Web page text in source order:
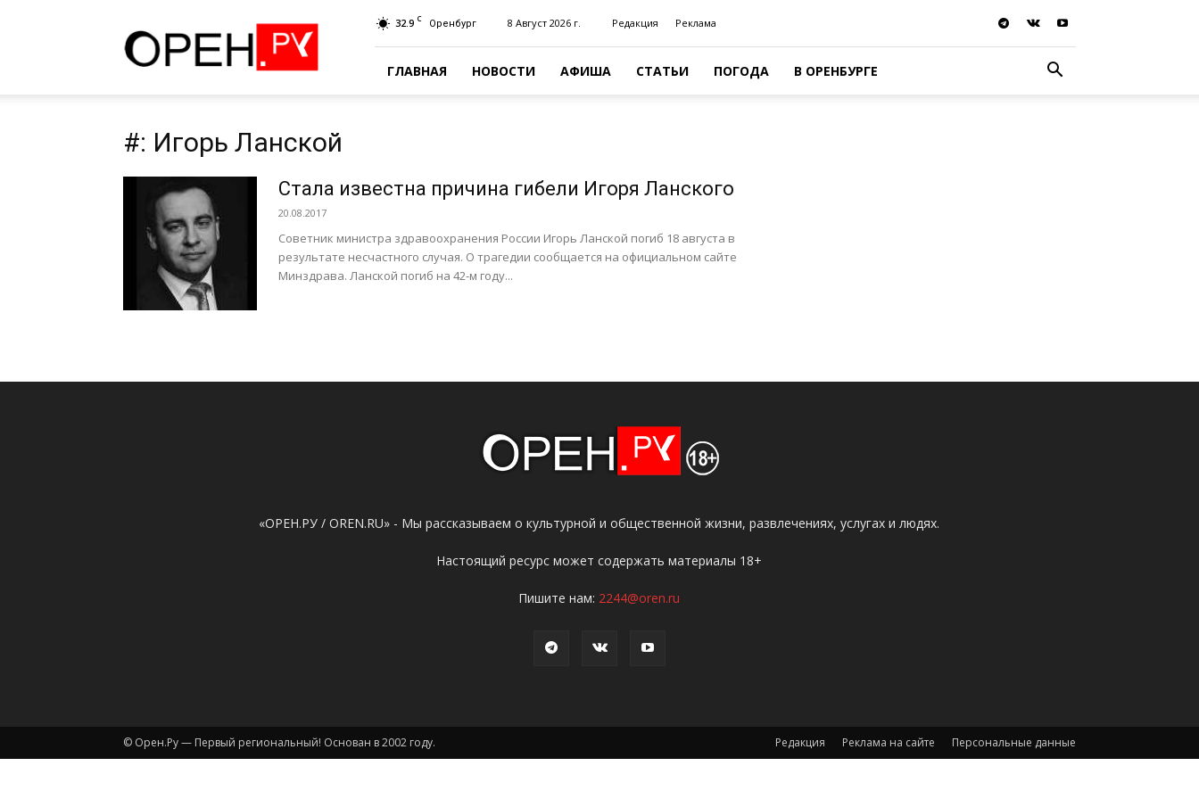
32.9 C Оренбург 8 Август 2026 г. Редакция Реклама
ГЛАВНАЯ НОВОСТИ АФИША СТАТЬИ ПОГОДА В ОРЕНБУРГЕ
#: Игорь Ланской
Стала известна причина гибели Игоря Ланского
20.08.2017
Советник министра здравоохранения России Игорь Ланской погиб 18 августа в
результате несчастного случая. О трагедии сообщается на официальном сайте
Минздрава. Ланской погиб на 42-м году...
«ОРЕН.РУ / OREN.RU» - Мы рассказываем о культурной и общественной жизни, развлечениях, услугах и людях.
Настоящий ресурс может содержать материалы 18+
Пишите нам: 2244@oren.ru
Редакция Реклама на сайте Персональные данные
© Орен.Ру — Первый региональный! Основан в 2002 году.